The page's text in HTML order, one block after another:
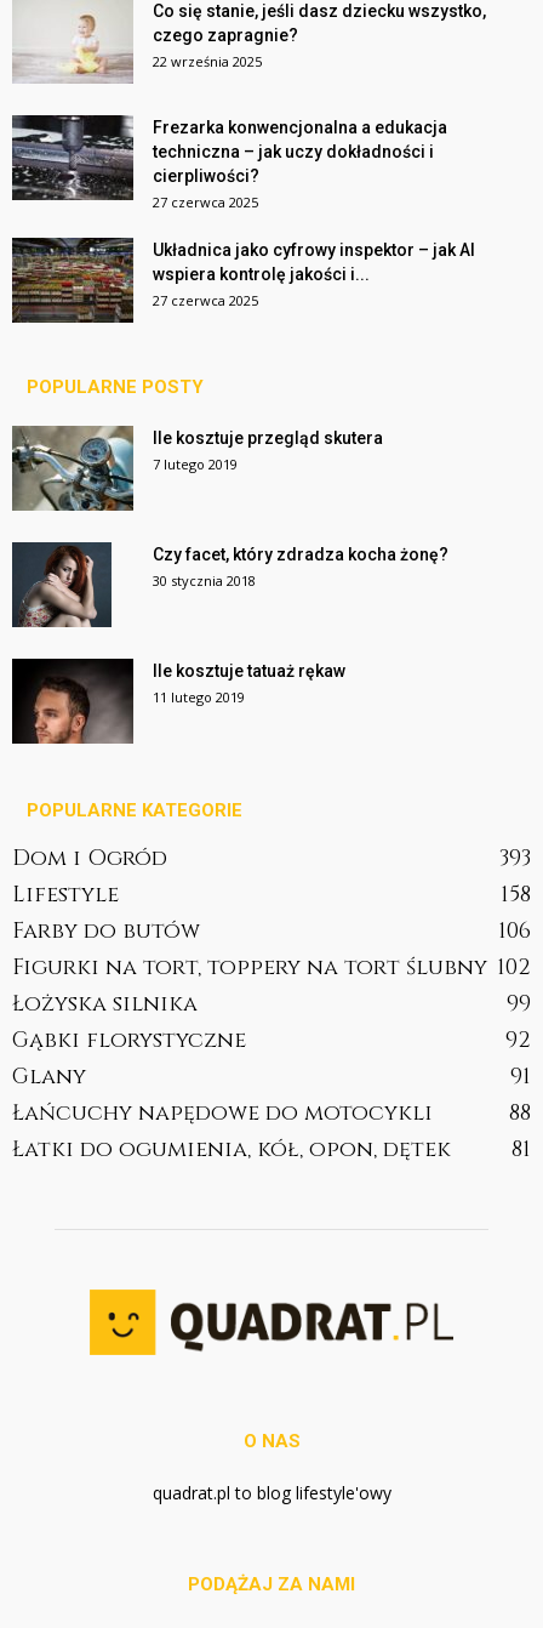
Co się stanie, jeśli dasz dziecku wszystko,
czego zapragnie?
22 września 2025
Frezarka konwencjonalna a edukacja
techniczna – jak uczy dokładności i
cierpliwości?
27 czerwca 2025
Układnica jako cyfrowy inspektor – jak AI
wspiera kontrolę jakości i...
27 czerwca 2025
POPULARNE POSTY
Ile kosztuje przegląd skutera
7 lutego 2019
Czy facet, który zdradza kocha żonę?
30 stycznia 2018
Ile kosztuje tatuaż rękaw
11 lutego 2019
POPULARNE KATEGORIE
Dom i Ogród
393
Lifestyle
158
Farby do butów
106
Figurki na tort, toppery na tort ślubny 102
Łożyska silnika
99
Gąbki florystyczne
92
Glany
91
Łańcuchy napędowe do motocykli
88
Łatki do ogumienia, kół, opon, dętek
81
O NAS
quadrat.pl to blog lifestyle'owy
PODĄŻAJ ZA NAMI